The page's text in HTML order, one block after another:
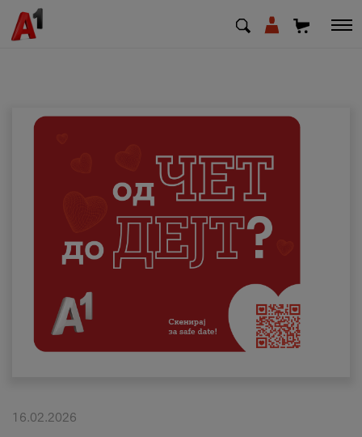
Деловни
Поддршка
Надополни кредит
Плати сметка
#ПодобарОнлајн
16.02.2026